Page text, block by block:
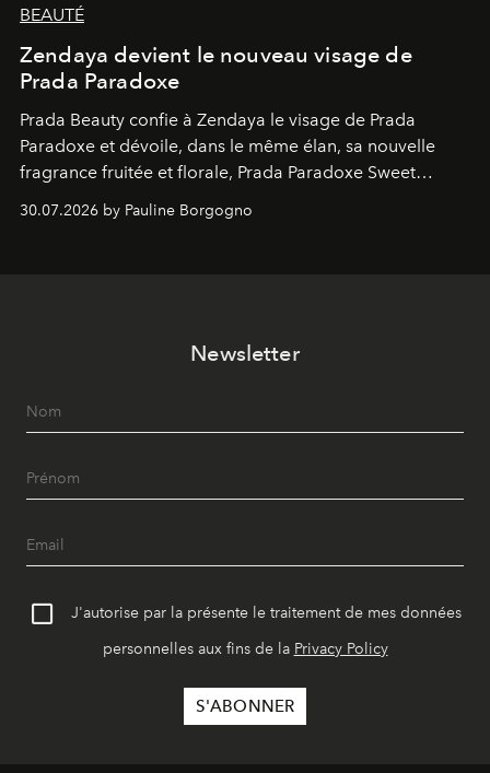
BEAUTÉ
Zendaya devient le nouveau visage de
Prada Paradoxe
Prada Beauty confie à Zendaya le visage de Prada
Paradoxe et dévoile, dans le même élan, sa nouvelle
fragrance fruitée et florale, Prada Paradoxe Sweet
Chemistry Eau de Parfum.
30.07.2026 by Pauline Borgogno
Newsletter
J'autorise par la présente le traitement de mes données
personnelles aux fins de la Privacy Policy